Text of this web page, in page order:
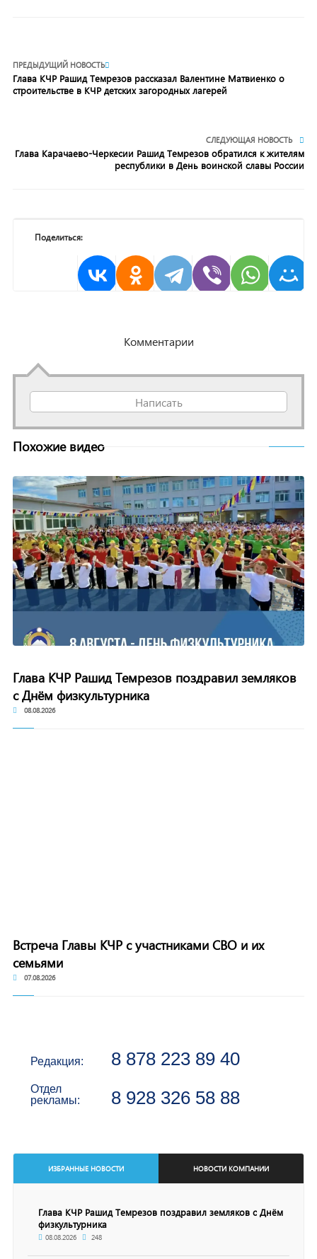
ПРЕДЫДУЩИЙ НОВОСТЬ
Глава КЧР Рашид Темрезов рассказал Валентине Матвиенко о
строительстве в КЧР детских загородных лагерей
СЛЕДУЮЩАЯ НОВОСТЬ
Глава Карачаево-Черкесии Рашид Темрезов обратился к жителям
республики в День воинской славы России
Поделиться:
Комментарии
Написать
Похожие видео
Глава КЧР Рашид Темрезов поздравил земляков
с Днём физкультурника
08.08.2026
Встреча Главы КЧР с участниками СВО и их
семьями
07.08.2026
Редакция: 8 878 223 89 40
Отдел
рекламы:
8 928 326 58 88
ИЗБРАННЫЕ НОВОСТИ НОВОСТИ КОМПАНИИ
Глава КЧР Рашид Темрезов поздравил земляков с Днём
физкультурника
08.08.2026 248